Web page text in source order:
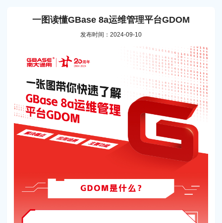
一图读懂GBase 8a运维管理平台GDOM
发布时间：2024-09-10